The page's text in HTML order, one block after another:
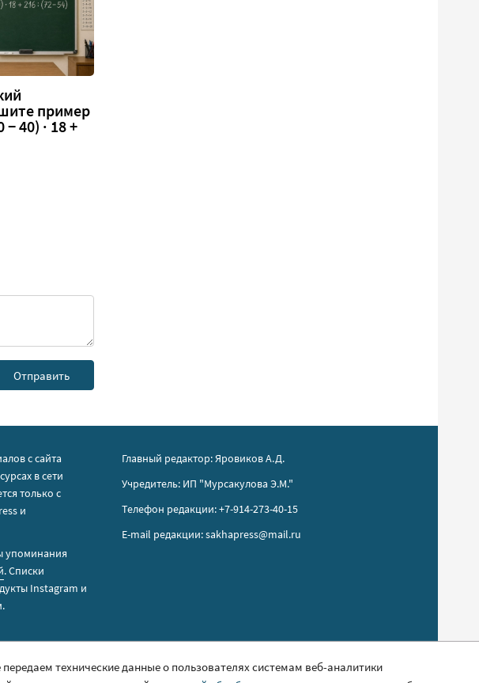
пример
− 40) · 18 +
с сайта
в сети
только с
и
упоминания
. Списки
Instagram и
Главный редактор: Яровиков А.Д.
Учредитель: ИП "Мурсакулова Э.М."
Телефон редакции: +7-914-273-40-15
E-mail редакции: sakhapress@mail.ru
технические данные о пользователях системам веб-аналитики